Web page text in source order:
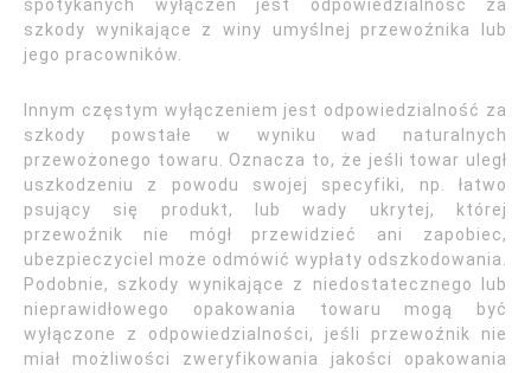
spotykanych wyłączeń jest odpowiedzialność za
szkody wynikające z winy umyślnej przewoźnika lub
jego pracowników.
Innym częstym wyłączeniem jest odpowiedzialność za
szkody powstałe w wyniku wad naturalnych
przewożonego towaru. Oznacza to, że jeśli towar uległ
uszkodzeniu z powodu swojej specyfiki, np. łatwo
psujący się produkt, lub wady ukrytej, której
przewoźnik nie mógł przewidzieć ani zapobiec,
ubezpieczyciel może odmówić wypłaty odszkodowania.
Podobnie, szkody wynikające z niedostatecznego lub
nieprawidłowego opakowania towaru mogą być
wyłączone z odpowiedzialności, jeśli przewoźnik nie
miał możliwości zweryfikowania jakości opakowania